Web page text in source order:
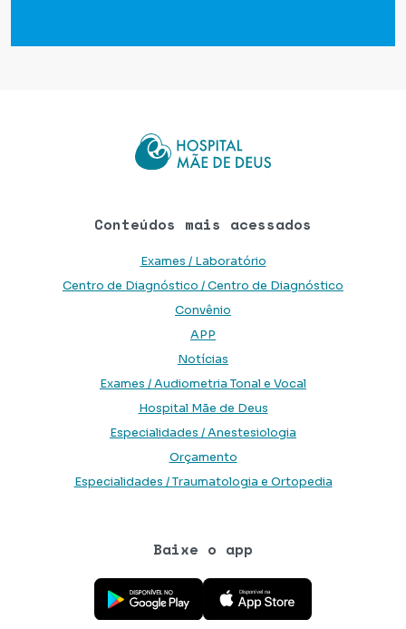
Conteúdos mais acessados
Exames / Laboratório
Centro de Diagnóstico / Centro de Diagnóstico
Convênio
APP
Notícias
Exames / Audiometria Tonal e Vocal
Hospital Mãe de Deus
Especialidades / Anestesiologia
Orçamento
Especialidades / Traumatologia e Ortopedia
Baixe o app
Baixe o aplicativo na Google Play Store
Baixe o aplicativo na App Store